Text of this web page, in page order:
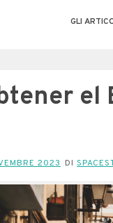
GLI
el
2023 DI